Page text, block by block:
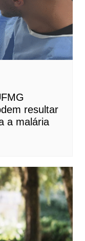
resultar
a malária